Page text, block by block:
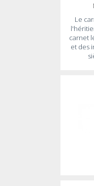
Le
carnet
et des